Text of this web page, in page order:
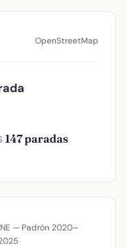
OpenStreetMap
147 paradas
— Padrón 2020–